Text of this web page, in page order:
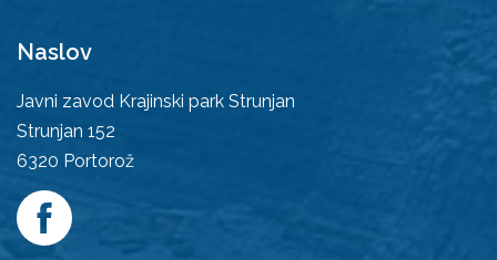
Naslov
Javni zavod Krajinski park Strunjan
Strunjan 152
6320 Portorož